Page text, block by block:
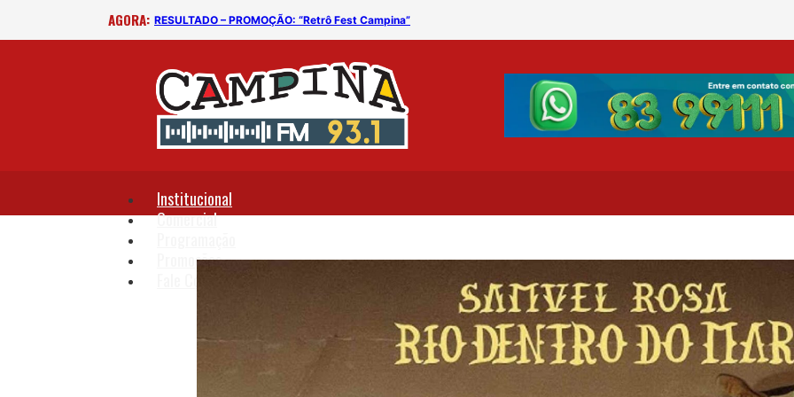
AGORA: RESULTADO – PROMOÇÃO: “Retrô Fest Campina” Procon Municipal divulga
Institucional
Comercial
Promoções